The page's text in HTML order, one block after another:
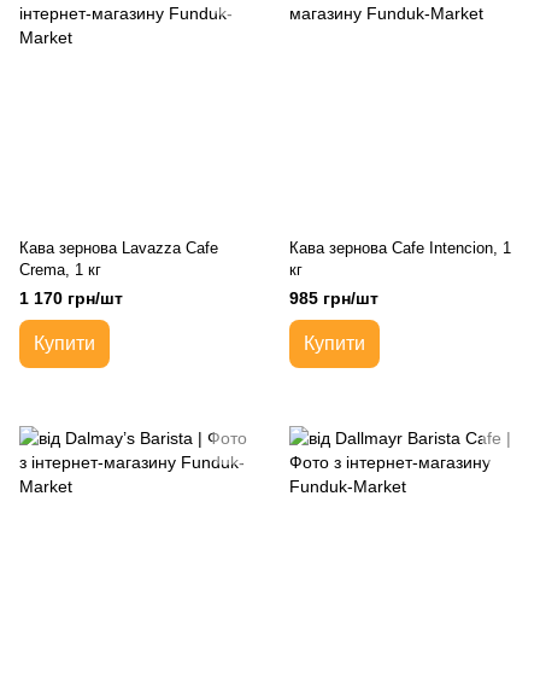
Кава зернова Lavazza Cafe
Crema, 1 кг
1 170 грн/шт
Купити
Кава зернова Cafe Intencion, 1
кг
985 грн/шт
Купити